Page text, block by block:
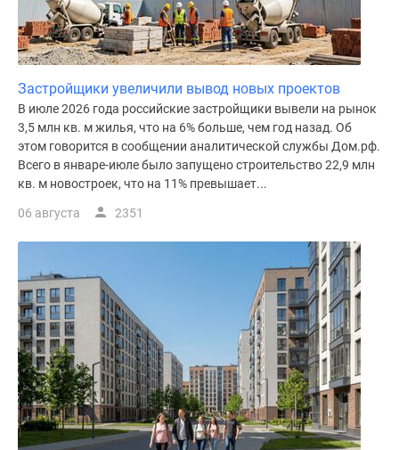
Застройщики увеличили вывод новых проектов
В июле 2026 года российские застройщики вывели на рынок
3,5 млн кв. м жилья, что на 6% больше, чем год назад. Об
этом говорится в сообщении аналитической службы Дом.рф.
Всего в январе-июле было запущено строительство 22,9 млн
кв. м новостроек, что на 11% превышает...
06 августа 2351